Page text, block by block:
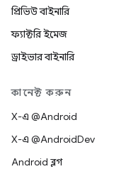
প্রিভিউ বাইনারি
ফ্যাক্টরি ইমেজ
ড্রাইভার বাইনারি
কানেক্ট করুন
X-এ @Android
X-এ @AndroidDev
Android ব্লগ